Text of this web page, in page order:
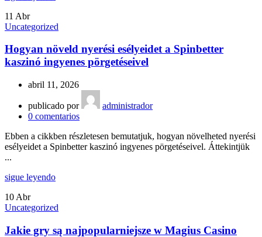
11 Abr
Uncategorized
Hogyan növeld nyerési esélyeidet a Spinbetter
kaszinó ingyenes pörgetéseivel
abril 11, 2026
publicado por
administrador
0 comentarios
Ebben a cikkben részletesen bemutatjuk, hogyan növelheted nyerési
esélyeidet a Spinbetter kaszinó ingyenes pörgetéseivel. Áttekintjük
...
sigue leyendo
10 Abr
Uncategorized
Jakie gry są najpopularniejsze w Magius Casino